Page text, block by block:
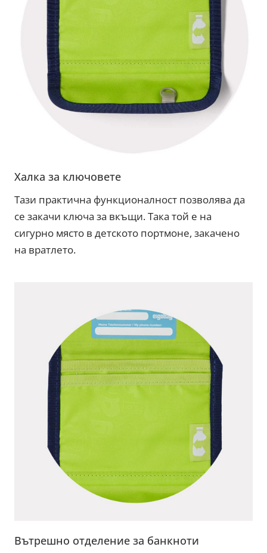
Халка за ключовете
Тази практична функционалност позволява да
се закачи ключа за вкъщи. Така той е на
сигурно място в детското портмоне, закачено
на вратлето.
Вътрешно отделение за банкноти